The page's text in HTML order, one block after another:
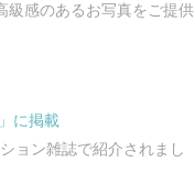
級感のあるお写真をご提供
に掲載
ョン雑誌で紹介されまし